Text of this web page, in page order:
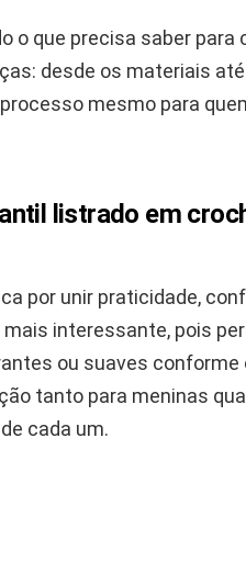
o que precisa saber para
desde os materiais
mesmo para
listrado em
por unir praticidade,
interessante, pois
ou suaves conforme
tanto para meninas
cada um.